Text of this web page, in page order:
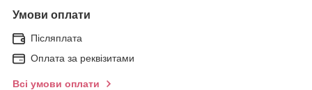
Умови оплати
Післяплата
Оплата за реквізитами
Всі умови оплати